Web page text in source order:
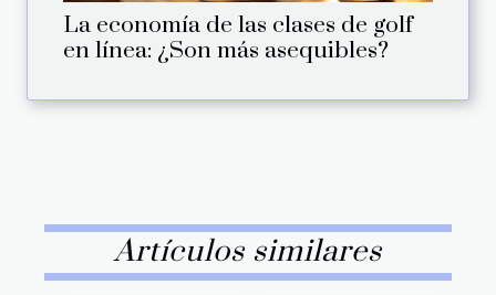
La economía de las clases de golf
en línea: ¿Son más asequibles?
Artículos similares